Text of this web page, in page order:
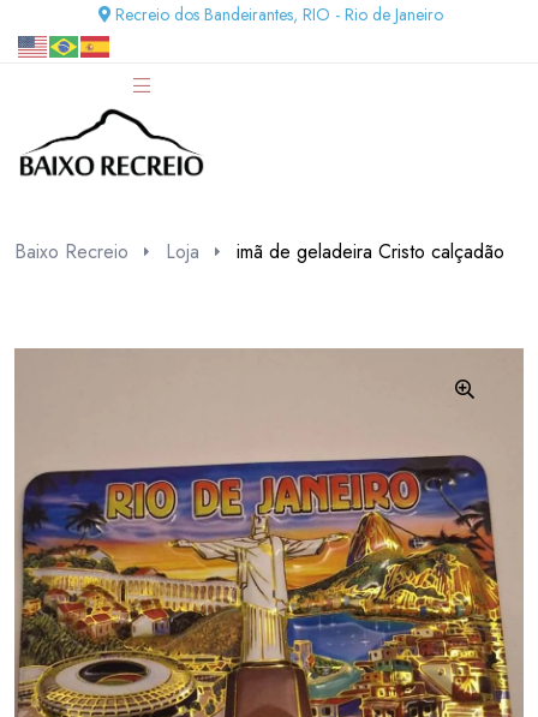
Recreio dos Bandeirantes, RIO - Rio de Janeiro
Baixo Recreio Loja imã de geladeira Cristo calçadão